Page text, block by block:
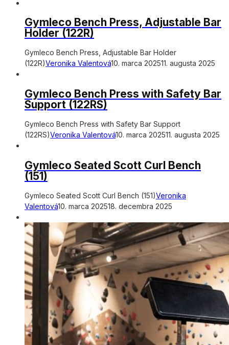
Gymleco Bench Press, Adjustable Bar
Holder (122R)
Gymleco Bench Press, Adjustable Bar Holder
(122R)Veronika Valentová10. marca 202511. augusta 2025
Gymleco Bench Press with Safety Bar
Support (122RS)
Gymleco Bench Press with Safety Bar Support
(122RS)Veronika Valentová10. marca 202511. augusta 2025
Gymleco Seated Scott Curl Bench
(151)
Gymleco Seated Scott Curl Bench (151)Veronika
Valentová10. marca 202518. decembra 2025